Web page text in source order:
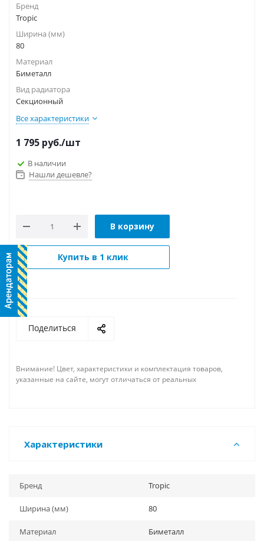
Бренд
Tropic
Ширина (мм)
80
Материал
Биметалл
Вид радиатора
Секционный
Все характеристики
1 795 руб./шт
В наличии
Нашли дешевле?
В корзину
Купить в 1 клик
Поделиться
Внимание! Цвет, характеристики и комплектация товаров,
указанные на сайте, могут отличаться от реальных
Характеристики
Бренд Tropic
Ширина (мм) 80
Материал Биметалл